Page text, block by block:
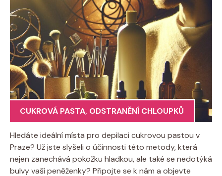
CUKROVÁ PASTA, ODSTRANĚNÍ CHLOUPKŮ
Hledáte ideální místa pro depilaci cukrovou pastou v
Praze? Už jste slyšeli o účinnosti této metody, která
nejen zanechává pokožku hladkou, ale také se nedotýká
bulvy vaší peněženky? Připojte se k nám a objevte